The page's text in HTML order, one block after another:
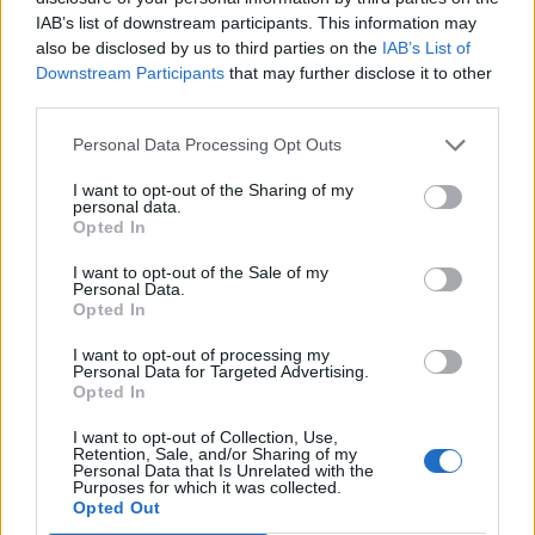
IAB’s list of downstream participants. This information may
also be disclosed by us to third parties on the IAB’s List of
Downstream Participants that may further disclose it to other
Personal Data Processing Opt Outs
I want to opt-out of the Sharing of my
personal data.
Opted In
I want to opt-out of the Sale of my
Personal Data.
Opted In
I want to opt-out of processing my
Personal Data for Targeted Advertising.
Opted In
I want to opt-out of Collection, Use,
Retention, Sale, and/or Sharing of my
Personal Data that Is Unrelated with the
Purposes for which it was collected.
Opted Out
Ομοσπονδιακοί πράκτορες του υπουργείου
Εσωτερικής Ασφάλειας έχουν ήδη σταλεί στο
Πόρτλαντ και ο Τραμπ κατηγορεί τους
Βαλτιμόρη, Ατλάντα) ότι αντιμετωπίζουν με
ΗΠΑ Μπιλ ντε Μπλάζιο
ΠΡΟΗΓΟΎΜΕΝΟ ΆΡΘΡΟ
Τουρκική NAVTEX:
Έκτακτη σύσκεψη
Μητσοτάκη-Δένδια-
Παναγιωτόπουλου-
κρούσματα στην Ελλάδα